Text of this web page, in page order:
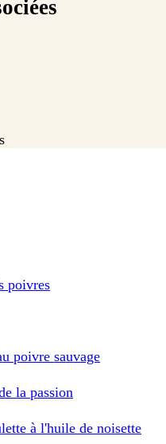
poivres
poivre sauvage
la passion
à l'huile de noisette